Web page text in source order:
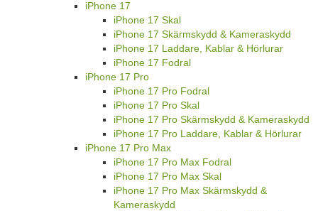
iPhone 17
iPhone 17 Skal
iPhone 17 Skärmskydd & Kameraskydd
iPhone 17 Laddare, Kablar & Hörlurar
iPhone 17 Fodral
iPhone 17 Pro
iPhone 17 Pro Fodral
iPhone 17 Pro Skal
iPhone 17 Pro Skärmskydd & Kameraskydd
iPhone 17 Pro Laddare, Kablar & Hörlurar
iPhone 17 Pro Max
iPhone 17 Pro Max Fodral
iPhone 17 Pro Max Skal
iPhone 17 Pro Max Skärmskydd &
Kameraskydd